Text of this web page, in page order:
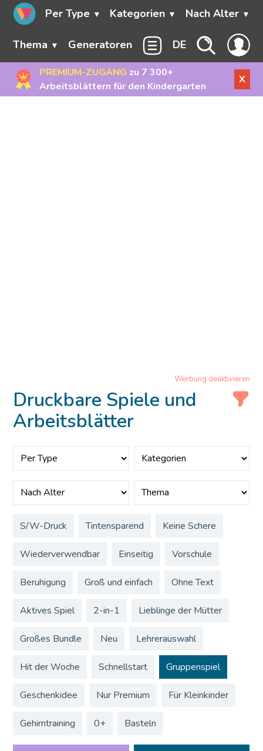
Per Type Kategorien Nach Alter
Thema Generatoren DE
PREMIUM-ZUGANG zu 7 300+
Arbeitsblättern für den Kindergarten
X
Werbung deaktivieren
Druckbare Spiele und
Arbeitsblätter
S/W-Druck Tintensparend Keine Schere
Wiederverwendbar Einseitig Vorschule
Beruhigung Groß und einfach Ohne Text
Aktives Spiel 2-in-1 Lieblinge der Mütter
Großes Bundle Neu Lehrerauswahl
Hit der Woche Schnellstart Gruppenspiel
Geschenkidee Nur Premium Für Kleinkinder
Gehirntraining 0+ Basteln